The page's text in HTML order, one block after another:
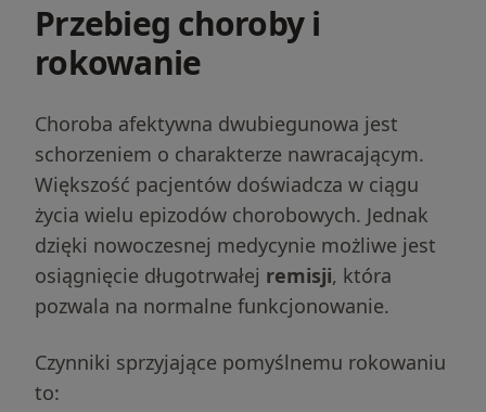
Przebieg choroby i
rokowanie
Choroba afektywna dwubiegunowa jest
schorzeniem o charakterze nawracającym.
Większość pacjentów doświadcza w ciągu
życia wielu epizodów chorobowych. Jednak
dzięki nowoczesnej medycynie możliwe jest
osiągnięcie długotrwałej remisji, która
pozwala na normalne funkcjonowanie.
Czynniki sprzyjające pomyślnemu rokowaniu
to: